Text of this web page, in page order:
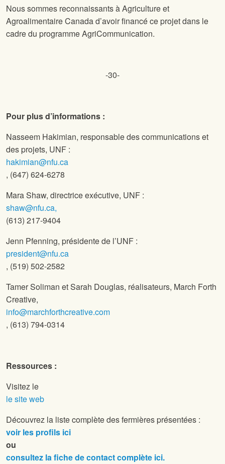
Nous sommes reconnaissants à Agriculture et
Agroalimentaire Canada d’avoir financé ce projet dans le
cadre du programme AgriCommunication.
-30-
Pour plus d’informations :
Nasseem Hakimian, responsable des communications et
des projets, UNF :
hakimian@nfu.ca
, (647) 624-6278
Mara Shaw, directrice exécutive, UNF :
shaw@nfu.ca,
(613) 217-9404
Jenn Pfenning, présidente de l’UNF :
president@nfu.ca
, (519) 502-2582
Tamer Soliman et Sarah Douglas, réalisateurs, March Forth
Creative,
info@marchforthcreative.com
, (613) 794-0314
Ressources :
Visitez le
le site web
Découvrez la liste complète des fermières présentées :
voir les profils ici
ou
consultez la fiche de contact complète ici.